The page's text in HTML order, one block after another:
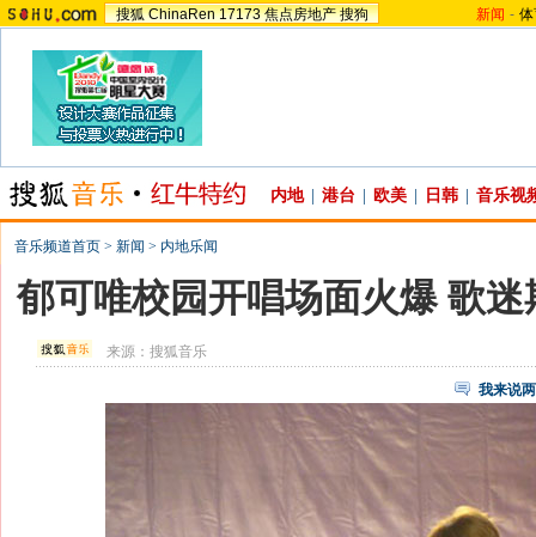
搜狐 ChinaRen 17173 焦点房地产 搜狗 新闻 -
内地 港台 欧美 日韩 音乐视
音乐频道首页 > 新闻 > 内地乐闻
郁可唯校园开唱场面火爆 歌
来源：搜狐音乐
我来说